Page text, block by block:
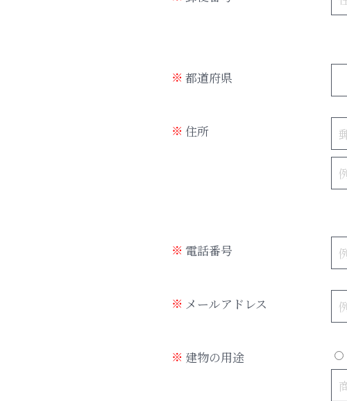
都道府県
住所
電話番号
メールアドレス
建物の用途